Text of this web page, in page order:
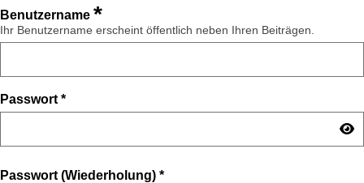
Benutzername *
Ihr Benutzername erscheint öffentlich neben Ihren Beiträgen.
Passwort *
Passwort (Wiederholung) *